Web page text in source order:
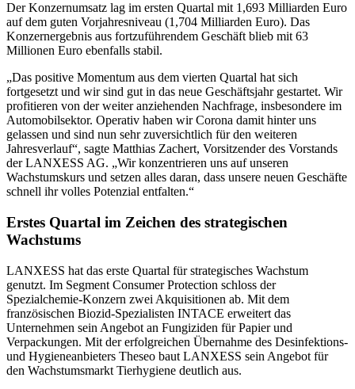
Der Konzernumsatz lag im ersten Quartal mit 1,693 Milliarden Euro
auf dem guten Vorjahresniveau (1,704 Milliarden Euro). Das
Konzernergebnis aus fortzuführendem Geschäft blieb mit 63
Millionen Euro ebenfalls stabil.
„Das positive Momentum aus dem vierten Quartal hat sich
fortgesetzt und wir sind gut in das neue Geschäftsjahr gestartet. Wir
profitieren von der weiter anziehenden Nachfrage, insbesondere im
Automobilsektor. Operativ haben wir Corona damit hinter uns
gelassen und sind nun sehr zuversichtlich für den weiteren
Jahresverlauf“, sagte Matthias Zachert, Vorsitzender des Vorstands
der LANXESS AG. „Wir konzentrieren uns auf unseren
Wachstumskurs und setzen alles daran, dass unsere neuen Geschäfte
schnell ihr volles Potenzial entfalten.“
Erstes Quartal im Zeichen des strategischen
Wachstums
LANXESS hat das erste Quartal für strategisches Wachstum
genutzt. Im Segment Consumer Protection schloss der
Spezialchemie-Konzern zwei Akquisitionen ab. Mit dem
französischen Biozid-Spezialisten INTACE erweitert das
Unternehmen sein Angebot an Fungiziden für Papier und
Verpackungen. Mit der erfolgreichen Übernahme des Desinfektions-
und Hygieneanbieters Theseo baut LANXESS sein Angebot für
den Wachstumsmarkt Tierhygiene deutlich aus.